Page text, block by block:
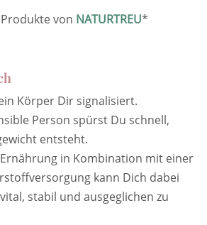
von NATURTREU*
Körper Dir signalisiert.
Person spürst Du schnell,
entsteht.
in Kombination mit einer
kann Dich dabei
stabil und ausgeglichen zu